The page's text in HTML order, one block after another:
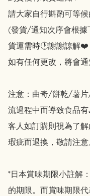
請大家自行斟酌可等候
(發貨/通知次序會根據
貨運需時🕑謝謝諒解❤️
如有任何更改，將會通
注意：曲奇/餅乾/薯
流過程中而導致食品有
客人如訂購則視為了
瑕疵而退換，敬請注意
*日本賞味期限小註解
的期限。而賞味期限